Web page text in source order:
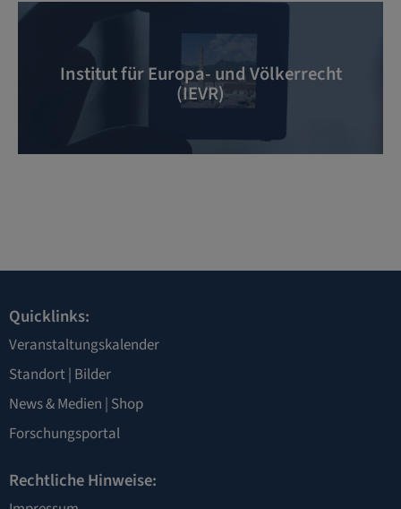
Institut für Europa- und Völkerrecht
(IEVR)
Quicklinks:
Veranstaltungskalender
Standort| Bilder
News & Medien | Shop
Forschungsportal
Rechtliche Hinweise: